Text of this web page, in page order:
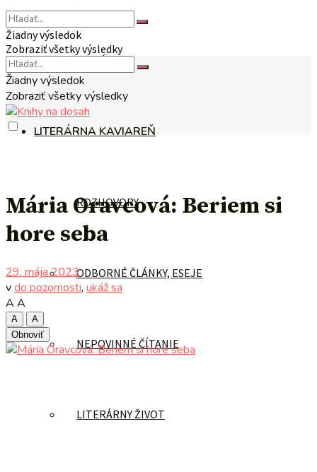
NA TÉMU
LITERÁRNA KAVIAREŇ
ROZHOVORY
ODBORNÉ ČLÁNKY, ESEJE
NEPOVINNÉ ČÍTANIE
LITERÁRNY ŽIVOT
Žiadny výsledok
Zobraziť všetky výsledky
Žiadny výsledok
Zobraziť všetky výsledky
Mária Oravcová: Beriem si
hore seba
29. mája 2023
vdo pozornosti, ukáž sa
A A
A
A
Obnoviť